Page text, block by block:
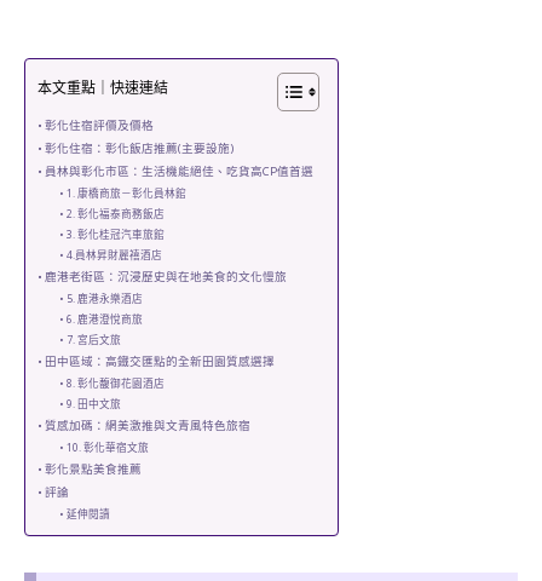
本文重點｜快速連結
彰化住宿評價及價格
彰化住宿：彰化飯店推薦(主要設施)
員林與彰化市區：生活機能絕佳、吃貨高CP值首選
1. 康橋商旅－彰化員林館
2. 彰化福泰商務飯店
3. 彰化桂冠汽車旅館
4.員林昇財麗禧酒店
鹿港老街區：沉浸歷史與在地美食的文化慢旅
5. 鹿港永樂酒店
6. 鹿港澄悅商旅
7. 宮后文旅
田中區域：高鐵交匯點的全新田園質感選擇
8. 彰化馥御花園酒店
9. 田中文旅
質感加碼：網美激推與文青風特色旅宿
10. 彰化華宿文旅
彰化景點美食推薦
評論
延伸閱讀